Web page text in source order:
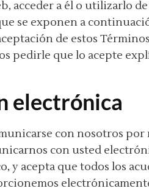
acceder a él o utilizarlo
se exponen a
de estos
pedirle que lo acepte
electrónica
con nosotros por
con usted
y acepta que todos los